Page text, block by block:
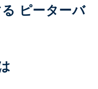
ピーターバ